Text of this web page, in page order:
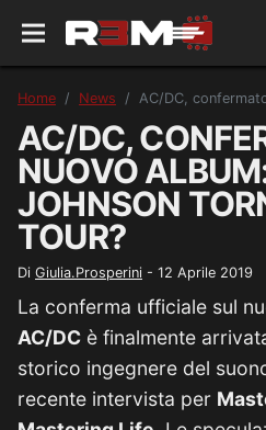
Home News AC/DC, confermato
AC/DC,
NUOVO
JOHNSON
TOUR?
Di Giulia.Prosperini - 12 Aprile 2019
La conferma ufficiale sul
AC/DC è finalmente
storico ingegnere del
recente intervista per